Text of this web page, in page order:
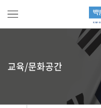
교육/문화공간